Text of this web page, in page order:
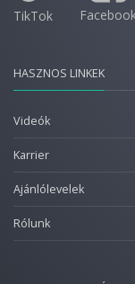
TikTok
HASZNOS LINKEK
Videók
Karrier
Ajánlólevelek
Rólunk